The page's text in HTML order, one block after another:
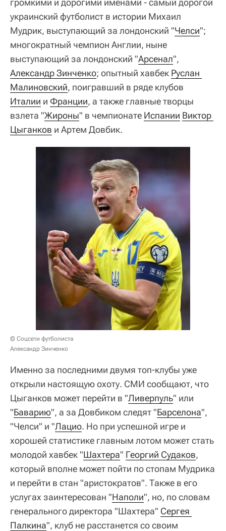
громкими и дорогими именами - самый дорогой
украинский футболист в истории Михаил
Мудрик, выступающий за лондонский "Челси";
многократный чемпион Англии, ныне
выступающий за лондонский "Арсенал",
Александр Зинченко; опытный хавбек Руслан
Малиновский, поигравший в ряде клубов
Италии и Франции, а также главные творцы
взлета "Жироны" в чемпионате Испании Виктор
Цыганков и Артем Довбик.
© Соцсети футболиста
Александр Зинченко
Именно за последними двумя топ-клубы уже
открыли настоящую охоту. СМИ сообщают, что
Цыганков может перейти в "Ливерпуль" или
"Баварию", а за Довбиком следят "Барселона",
"Челси" и "Лацио. Но при успешной игре и
хорошей статистике главным лотом может стать
молодой хавбек "Шахтера" Георгий Судаков,
который вполне может пойти по стопам Мудрика
и перейти в стан "аристократов". Также в его
услугах заинтересован "Наполи", но, по словам
генерального директора "Шахтера" Сергея
Палкина", клуб не расстанется со своим